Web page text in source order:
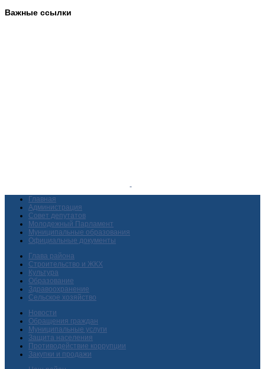
Важные ссылки
Главная
Администрация
Совет депутатов
Молодежный Парламент
Муниципальные образования
Официальные документы
Глава района
Строительство и ЖКХ
Культура
Образование
Здравоохранение
Сельское хозяйство
Новости
Обращения граждан
Муниципальные услуги
Защита населения
Противодействие коррупции
Закупки и продажи